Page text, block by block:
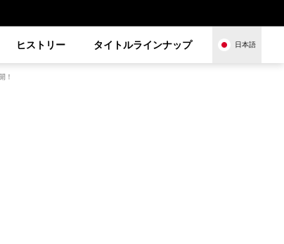
ヒストリー タイトルラインナップ 日本語
！